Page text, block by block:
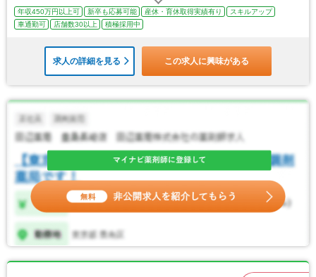
年収450万円以上可 新卒も応募可能 産休・育休取得実績有り
スキルアップ
車通勤可
店舗数30以上 積極採用中
求人の詳細を見る この求人に興味がある